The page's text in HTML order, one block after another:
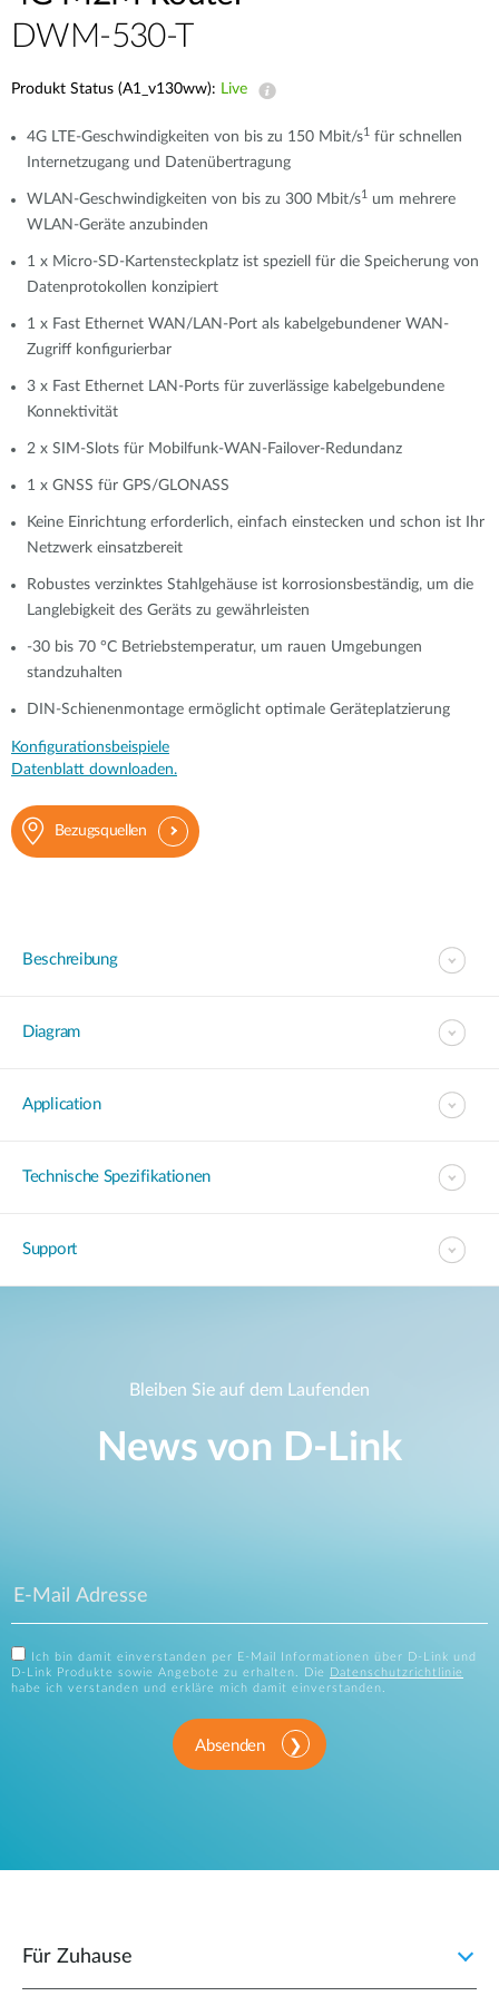
DWM-530-T
Produkt Status (A1_v130ww): Live
4G LTE-Geschwindigkeiten von bis zu 150 Mbit/s1
für schnellen
Internetzugang und Datenübertragung
WLAN-Geschwindigkeiten von bis zu 300 Mbit/s1
um mehrere
WLAN-Geräte anzubinden
1 x Micro-SD-Kartensteckplatz ist speziell für die Speicherung von
Datenprotokollen konzipiert
1 x Fast Ethernet WAN/LAN-Port als kabelgebundener WAN-
Zugriff konfigurierbar
3 x Fast Ethernet LAN-Ports für zuverlässige kabelgebundene
Konnektivität
2 x SIM-Slots für Mobilfunk-WAN-Failover-Redundanz
1 x GNSS für GPS/GLONASS
Keine Einrichtung erforderlich, einfach einstecken und schon ist Ihr
Netzwerk einsatzbereit
Robustes verzinktes Stahlgehäuse ist korrosionsbeständig, um die
Langlebigkeit des Geräts zu gewährleisten
-30 bis 70 °C Betriebstemperatur, um rauen Umgebungen
standzuhalten
DIN-Schienenmontage ermöglicht optimale Geräteplatzierung
Konfigurationsbeispiele
Datenblatt downloaden.
Bezugsquellen
Beschreibung
Diagram
Application
Technische Spezifikationen
Support
Bleiben Sie auf dem Laufenden
News von D‑Link
Ich bin damit einverstanden per E-Mail Informationen über D-Link und
D-Link Produkte sowie Angebote zu erhalten. Die
Datenschutzrichtlinie
habe ich verstanden und erkläre mich damit einverstanden.
Absenden
Für Zuhause